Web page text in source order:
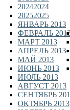
2024
2024
2025
2025
ЯНВАРЬ 2013
ФЕВРАЛЬ
МАРТ 2013
АПРЕЛЬ 2013
МАЙ 2013
ИЮНЬ 2013
ИЮЛЬ 2013
АВГУСТ 2013
СЕНТЯБРЬ
ОКТЯБРЬ 2013